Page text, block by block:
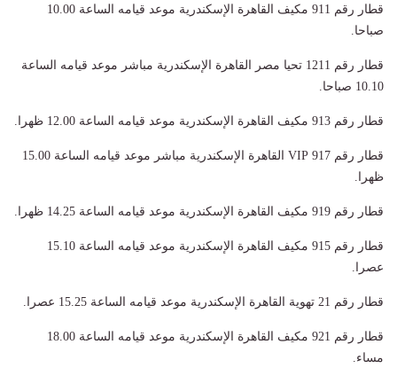
قطار رقم 911 مكيف القاهرة الإسكندرية موعد قيامه الساعة 10.00
صباحا.
قطار رقم 1211 تحيا مصر القاهرة الإسكندرية مباشر موعد قيامه الساعة
10.10 صباحا
.
قطار رقم 913 مكيف القاهرة الإسكندرية موعد قيامه الساعة 12.00 ظهرا .
قطار رقم 917 VIP
القاهرة الإسكندرية مباشر موعد قيامه الساعة 15.00
ظهرا .
قطار رقم 919 مكيف القاهرة الإسكندرية موعد قيامه الساعة 14.25 ظهرا .
قطار رقم 915 مكيف القاهرة الإسكندرية موعد قيامه الساعة 15.10
عصرا .
قطار رقم 21 تهوية القاهرة الإسكندرية موعد قيامه الساعة 15.25 عصرا .
قطار رقم 921 مكيف القاهرة الإسكندرية موعد قيامه الساعة 18.00
مساء.